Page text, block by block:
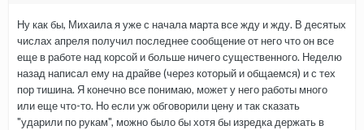
Ну как бы, Михаила я уже с начала марта все жду и жду. В десятых
числах апреля получил последнее сообщение от него что он все
еще в работе над корсой и больше ничего существенного. Неделю
назад написал ему на драйве (через который и общаемся) и с тех
пор тишина. Я конечно все понимаю, может у него работы много
или еще что-то. Но если уж обговорили цену и так сказать
"ударили по рукам", можно было бы хотя бы изредка держать в